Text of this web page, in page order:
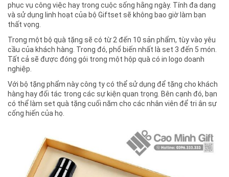
phục vụ công việc hay trong cuộc sống hằng ngày. Tính đa dạng
và sử dụng linh hoạt của bộ Giftset sẽ không bao giờ làm bạn
thất vọng.
Trong một bộ quà tặng sẽ có từ 2 đến 10 sản phẩm, tùy vào yêu
cầu của khách hàng. Trong đó, phổ biến nhất là set 3 đến 5 món.
Tất cả sẽ được đóng gói trong một hộp quà có in logo doanh
nghiệp.
Với bộ tặng phẩm này công ty có thể sử dụng để tặng cho khách
hàng hay đối tác trong các sự kiện quan trọng. Bên cạnh đó, bạn
có thể làm set quà tặng cuối năm cho các nhân viên để tri ân sự
cống hiến của họ.